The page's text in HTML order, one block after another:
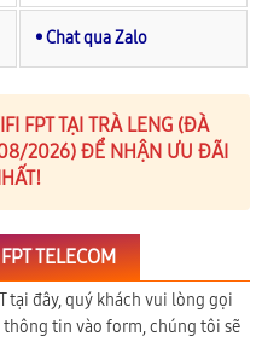
• Chat qua Zalo
FPT TẠI TRÀ LENG (ĐÀ
2026) ĐỂ NHẬN ƯU ĐÃI
TELECOM
tại đây, quý khách vui lòng gọi
thông tin vào form, chúng tôi sẽ